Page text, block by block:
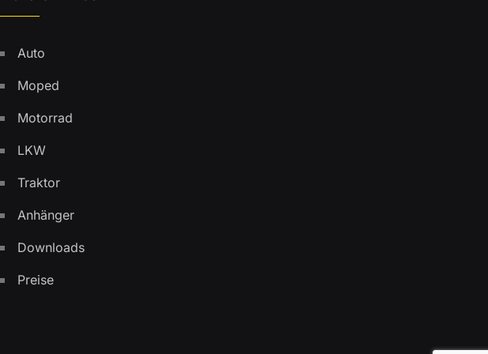
Auto
Moped
Motorrad
LKW
Traktor
Anhänger
Downloads
Preise